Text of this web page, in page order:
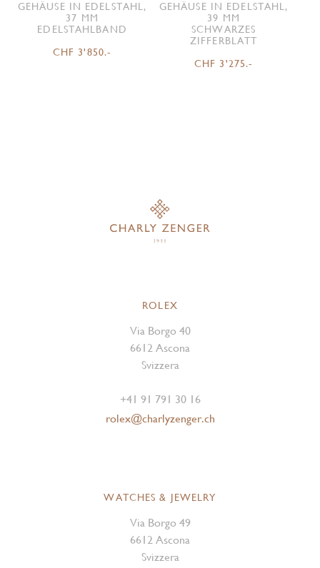
GEHÄUSE IN EDELSTAHL,
37 MM
EDELSTAHLBAND
CHF 3'850.-
GEHÄUSE IN EDELSTAHL,
39 MM
SCHWARZES
ZIFFERBLATT
CHF 3'275.-
ROLEX
Via Borgo 40
6612 Ascona
Svizzera
+41 91 791 30 16
rolex@charlyzenger.ch
WATCHES & JEWELRY
Via Borgo 49
6612 Ascona
Svizzera